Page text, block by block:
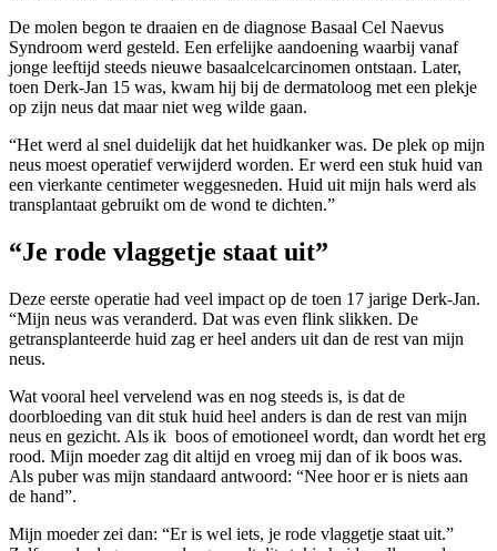
De molen begon te draaien en de diagnose Basaal Cel Naevus
Syndroom werd gesteld. Een erfelijke aandoening waarbij vanaf
jonge leeftijd steeds nieuwe basaalcelcarcinomen ontstaan. Later,
toen Derk-Jan 15 was, kwam hij bij de dermatoloog met een plekje
op zijn neus dat maar niet weg wilde gaan.
“Het werd al snel duidelijk dat het huidkanker was. De plek op mijn
neus moest operatief verwijderd worden. Er werd een stuk huid van
een vierkante centimeter weggesneden. Huid uit mijn hals werd als
transplantaat gebruikt om de wond te dichten.”
“Je rode vlaggetje staat uit”
Deze eerste operatie had veel impact op de toen 17 jarige Derk-Jan.
“Mijn neus was veranderd. Dat was even flink slikken. De
getransplanteerde huid zag er heel anders uit dan de rest van mijn
neus.
Wat vooral heel vervelend was en nog steeds is, is dat de
doorbloeding van dit stuk huid heel anders is dan de rest van mijn
neus en gezicht. Als ik boos of emotioneel wordt, dan wordt het erg
rood. Mijn moeder zag dit altijd en vroeg mij dan of ik boos was.
Als puber was mijn standaard antwoord: “Nee hoor er is niets aan
de hand”.
Mijn moeder zei dan: “Er is wel iets, je rode vlaggetje staat uit.”